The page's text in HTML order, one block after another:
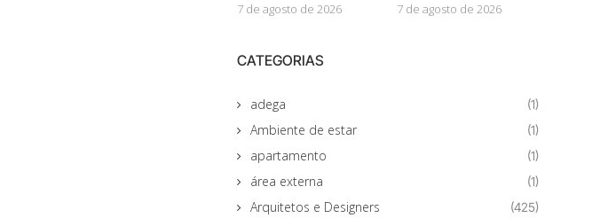
7 de agosto de 2026 7 de agosto de 2026
CATEGORIAS
adega (1)
Ambiente de estar (1)
apartamento (1)
área externa (1)
Arquitetos e Designers (425)